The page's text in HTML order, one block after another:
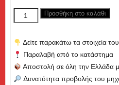
price
was:
τρέχουσα
τιμή
199€.
DELL
Optiplex
790
Core
i5
Προσθήκη στο καλάθι
Δείτε παρακάτω τα στοιχεία
Παραλαβή από το κατάστημα
Αποστολή σε όλη την Ελλάδα
Δυνατότητα προβολής του